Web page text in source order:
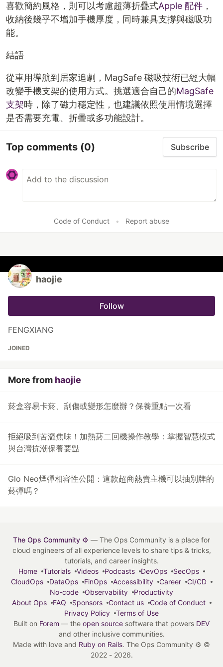
喜歡簡約風格，則可以考慮超薄折疊式Apple 配件 ，
收納後幾乎不增加手機厚度，同時兼具支撐與磁吸功
能。
結語
從車用導航到居家追劇，MagSafe 磁吸技術已經大幅
改變手機支架的使用方式。挑選適合自己的MagSafe
支架時，除了磁力穩定性，也建議依照使用情境選擇
是否需要充電、折疊或多功能設計。
Top comments (0) Subscribe
Code of Conduct • Report abuse
haojie
Follow
FENGXIANG
JOINED
More from haojie
菸盒容易卡菸、刮傷或變形怎麼辦？保養重點一次看
拒絕吸到苦澀焦味！加熱菸二回機操作教學：掌握智慧模式
與台灣抗潮保養要點
Glo Neo煙彈相容性公開：這款超商熱賣主機可以抽別牌的
菸彈嗎？
The Ops Community ⚙️ — The Ops Community is a place for
cloud engineers of all experience levels to share tips & tricks,
tutorials, and career insights.
Home
Tutorials Videos Podcasts DevOps
SecOps
CloudOps
DataOps FinOps Accessibility Career
CI/CD
No-code
Observability
Productivity
About Ops
FAQ Sponsors Contact us
Code of Conduct
Privacy Policy
Terms of Use
Built on Forem — the open source software that powers DEV
and other inclusive communities.
Made with love and Ruby on Rails. The Ops Community ⚙️ ©
2022 - 2026.